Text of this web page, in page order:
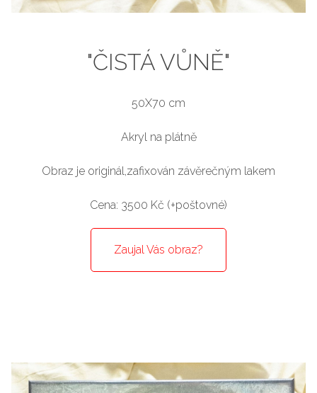
"ČISTÁ VŮNĚ"
50X70 cm
Akryl na plátně
Obraz je originál,zafixován závěrečným lakem
Cena: 3500 Kč (+poštovné)
Zaujal Vás obraz?